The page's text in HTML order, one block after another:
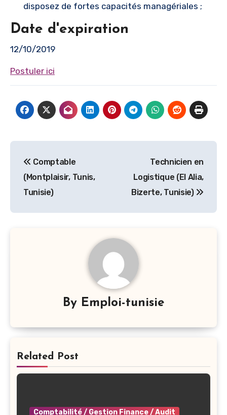
disposez de fortes capacités managériales ;
Date d'expiration
12/10/2019
Postuler ici
de
l’article
Comptable
(Montplaisir, Tunis,
Tunisie)
Technicien en
Logistique (El Alia,
Bizerte, Tunisie)
By Emploi-tunisie
Related Post
Comptabilité / Gestion Finance / Audit